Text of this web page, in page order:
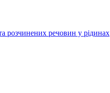
розчинених речовин у рідинах